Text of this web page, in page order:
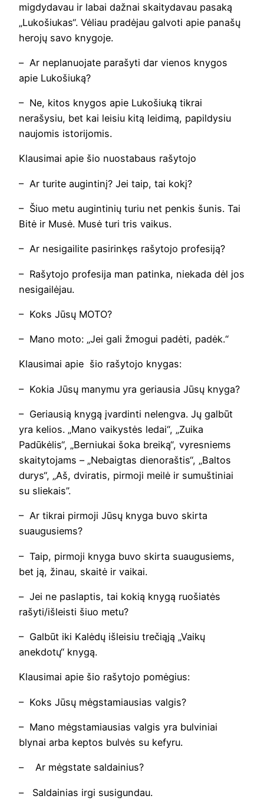
migdydavau ir labai dažnai skaitydavau pasaką
„Lukošiukas“. Vėliau pradėjau galvoti apie panašų
herojų savo knygoje.
– Ar neplanuojate parašyti dar vienos knygos
apie Lukošiuką?
– Ne, kitos knygos apie Lukošiuką tikrai
nerašysiu, bet kai leisiu kitą leidimą, papildysiu
naujomis istorijomis.
Klausimai apie šio nuostabaus rašytojo
– Ar turite augintinį? Jei taip, tai kokį?
– Šiuo metu augintinių turiu net penkis šunis. Tai
Bitė ir Musė. Musė turi tris vaikus.
– Ar nesigailite pasirinkęs rašytojo profesiją?
– Rašytojo profesija man patinka, niekada dėl jos
nesigailėjau.
– Koks Jūsų MOTO?
– Mano moto: „Jei gali žmogui padėti, padėk.“
Klausimai apie šio rašytojo knygas:
– Kokia Jūsų manymu yra geriausia Jūsų knyga?
– Geriausią knygą įvardinti nelengva. Jų galbūt
yra kelios. „Mano vaikystės ledai“, „Zuika
Padūkėlis“, „Berniukai šoka breiką“, vyresniems
skaitytojams – „Nebaigtas dienoraštis“, „Baltos
durys“, „Aš, dviratis, pirmoji meilė ir sumuštiniai
su sliekais”.
– Ar tikrai pirmoji Jūsų knyga buvo skirta
suaugusiems?
– Taip, pirmoji knyga buvo skirta suaugusiems,
bet ją, žinau, skaitė ir vaikai.
– Jei ne paslaptis, tai kokią knygą ruošiatės
rašyti/išleisti šiuo metu?
– Galbūt iki Kalėdų išleisiu trečiąją „Vaikų
anekdotų“ knygą.
Klausimai apie šio rašytojo pomėgius:
– Koks Jūsų mėgstamiausias valgis?
– Mano mėgstamiausias valgis yra bulviniai
blynai arba keptos bulvės su kefyru.
– Ar mėgstate saldainius?
– Saldainias irgi susigundau.